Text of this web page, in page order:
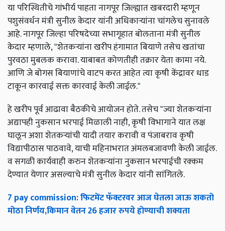
या परिस्थितीचे गांभीर्य पाहता नागपूर जिल्ह्यात खबरदारी म्हणून
पशुसंवर्धन मंत्री सुनील केदार यांनी अधिकाऱ्यांना चांगलेच सुनावले
आहे. नागपूर जिल्हा परिषदेच्या सभागृहात बोलताना मंत्री सुनील
केदार म्हणाले, "शेतकऱ्यांना खरीप हंगामात बियाणे तसेच खतांचा
पुरवठा मुबलक करावा. याबाबत कोणतीही तक्रार येता कामा नये.
आणि जे बोगस बियाणांचे वाटप करत आहेत त्या कृषी केंद्रावर धाड
टाकून कारवाई सक्त कारवाई केली जाईल."
हे खरीप पूर्व आढावा बैठकीचे आयोजन होते. तसेच "ज्या शेतकऱ्यांना
अद्यापही नुकसान भरपाई मिळाली नाही, कृषी विभागाने यात लक्ष
घालून अशा शेतकऱ्यांची यादी तयार करावी व पंजाबराव कृषी
विद्यापीठास पाठवावे, याची महिनाभरात अंमलबजावणी केली जाईल.
व सगळी कार्यवाही करुन शेतकऱ्यांना नुकसान भरपाईची रक्कम
देण्यात येणार असल्याचे मंत्री सुनील केदार यांनी सांगितले.
7 pay commission: फिटमेंट फॅक्टरवर आज घेतला जाऊ शकतो
मोठा निर्णय,किमान वेतन 26 हजार रुपये होण्याची शक्यता